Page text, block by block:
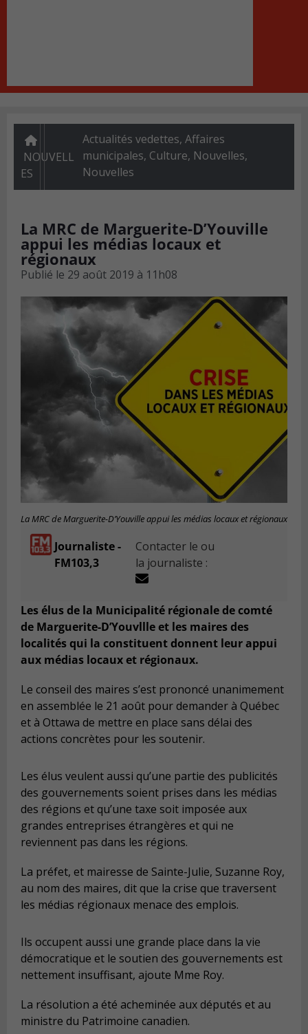
NOUVELL
ES
Actualités vedettes, Affaires
municipales, Culture, Nouvelles,
Nouvelles
La MRC de Marguerite-D’Youville
appui les médias locaux et
régionaux
Publié le 29 août 2019 à 11h08
La MRC de Marguerite-D’Youville appui les médias locaux et régionaux
Journaliste -
FM103,3
Contacter le ou
la journaliste :
Les élus de la Municipalité régionale de comté
de Marguerite-D’Youvllle et les maires des
localités qui la constituent donnent leur appui
aux médias locaux et régionaux.
Le conseil des maires s’est prononcé unanimement
en assemblée le 21 août pour demander à Québec
et à Ottawa de mettre en place sans délai des
actions concrètes pour les soutenir.
Les élus veulent aussi qu’une partie des publicités
des gouvernements soient prises dans les médias
des régions et qu’une taxe soit imposée aux
grandes entreprises étrangères et qui ne
reviennent pas dans les régions.
La préfet, et mairesse de Sainte-Julie, Suzanne Roy,
au nom des maires, dit que la crise que traversent
les médias régionaux menace des emplois.
Ils occupent aussi une grande place dans la vie
démocratique et le soutien des gouvernements est
nettement insuffisant, ajoute Mme Roy.
La résolution a été acheminée aux députés et au
ministre du Patrimoine canadien.